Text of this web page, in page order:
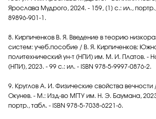
Ярослава Мудрого, 2024. - 159, [1] с.: ил., портр.,
89896-901-1.
8. Кирпиченков В. Я. Введение в теорию
систем: учеб.пособие / В. Я. Кирпиченков;
политехнический ун-т (НПИ) им. М. И. Платов. -
(НПИ), 2023. - 99 с.: ил. - ISBN 978-5-9997-0876-2.
9. Круглов А. И. Физические свойства вечности
Окунев. - М.: Изд-во МГТУ им. Н. Э. Баумана,
портр., табл. - ISBN 978-5-7038-6221-6.